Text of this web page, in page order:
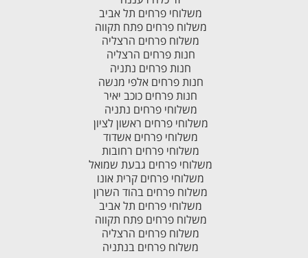
משלוחי פרחים תל אביב
משלוח פרחים פתח תקווה
משלוח פרחים הרצליה
חנות פרחים הרצליה
חנות פרחים נתניה
חנות פרחים אלפי מנשה
חנות פרחים כוכב יאיר
משלוחי פרחים נתניה
משלוחי פרחים ראשון לציון
משלוחי פרחים אשדוד
משלוחי פרחים רחובות
משלוחי פרחים גבעת שמואל
משלוחי פרחים קרית אונו
משלוח פרחים בהוד השרון
משלוחי פרחים תל אביב
משלוח פרחים פתח תקווה
משלוח פרחים הרצליה
משלוח פרחים בנתניה